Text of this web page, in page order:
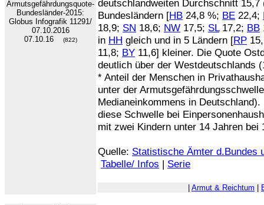
07.10.16 (822)
deutschlandweiten Durchschnitt 15,7
Bundesländern [HB 24,8 %; BE 22,4;
18,9; SN 18,6; NW 17,5; SL17,2; BB
in HH gleich und in 5 Ländern [RP
11,8; BY 11,6] kleiner. Die Quote
deutlich über der Westdeutschlands
* Anteil der Menschen in
unter der
Medianeinkommens in
diese Schwelle bei
mit zwei Kindern unter 14 Jahren bei
Quelle: Statistische Ämter d.Bundes
Tabelle/ Infos | Serie
Armut & Reichtum